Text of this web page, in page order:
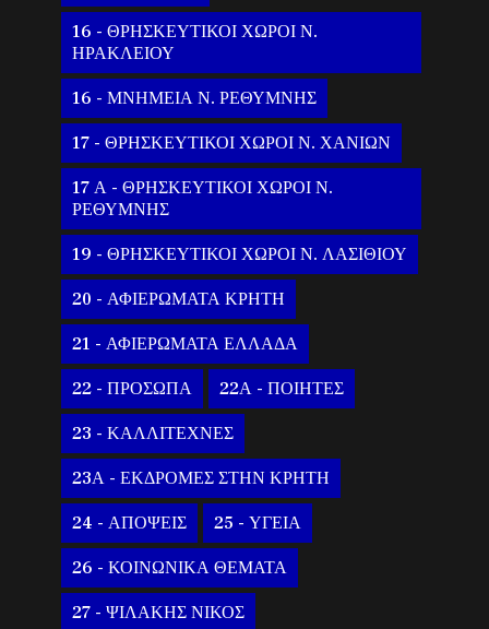
16 - ΘΡΗΣΚΕΥΤΙΚΟΙ ΧΩΡΟΙ Ν.
ΗΡΑΚΛΕΙΟΥ
16 - ΜΝΗΜΕΙΑ Ν. ΡΕΘΥΜΝΗΣ
17 - ΘΡΗΣΚΕΥΤΙΚΟΙ ΧΩΡΟΙ Ν. ΧΑΝΙΩΝ
17 Α - ΘΡΗΣΚΕΥΤΙΚΟΙ ΧΩΡΟΙ Ν.
ΡΕΘΥΜΝΗΣ
19 - ΘΡΗΣΚΕΥΤΙΚΟΙ ΧΩΡΟΙ Ν. ΛΑΣΙΘΙΟΥ
20 - ΑΦΙΕΡΩΜΑΤΑ ΚΡΗΤΗ
21 - ΑΦΙΕΡΩΜΑΤΑ ΕΛΛΑΔΑ
22 - ΠΡΟΣΩΠΑ 22Α - ΠΟΙΗΤΕΣ
23 - ΚΑΛΛΙΤΕΧΝΕΣ
23Α - ΕΚΔΡΟΜΕΣ ΣΤΗΝ ΚΡΗΤΗ
24 - ΑΠΟΨΕΙΣ 25 - ΥΓΕΙΑ
26 - ΚΟΙΝΩΝΙΚΑ ΘΕΜΑΤΑ
27 - ΨΙΛΑΚΗΣ ΝΙΚΟΣ